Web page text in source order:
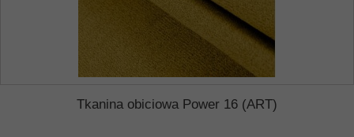
Tkanina obiciowa Power 16 (ART)